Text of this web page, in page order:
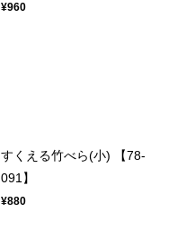
¥960
すくえる竹べら(小) 【78-
091】
¥880